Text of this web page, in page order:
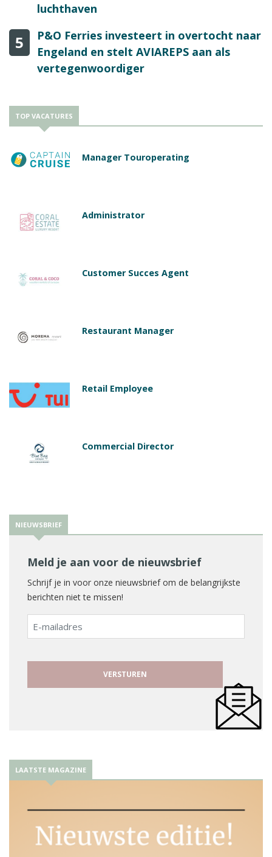
luchthaven
5
P&O Ferries investeert in overtocht naar
Engeland en stelt AVIAREPS aan als
vertegenwoordiger
TOP VACATURES
Manager Touroperating
Administrator
Customer Succes Agent
Restaurant Manager
Retail Employee
Commercial Director
NIEUWSBRIEF
Meld je aan voor de nieuwsbrief
Schrijf je in voor onze nieuwsbrief om de belangrijkste
berichten niet te missen!
E-
mailadres
LAATSTE MAGAZINE